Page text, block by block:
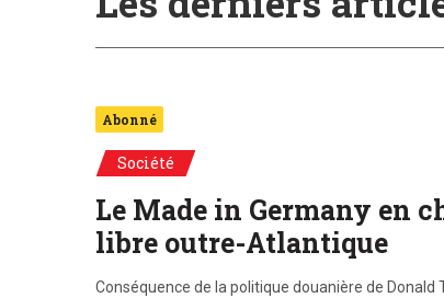
Abonné
Société
Le Made in Germany en
libre outre-Atlantique
Conséquence de la politique douanière de Donald